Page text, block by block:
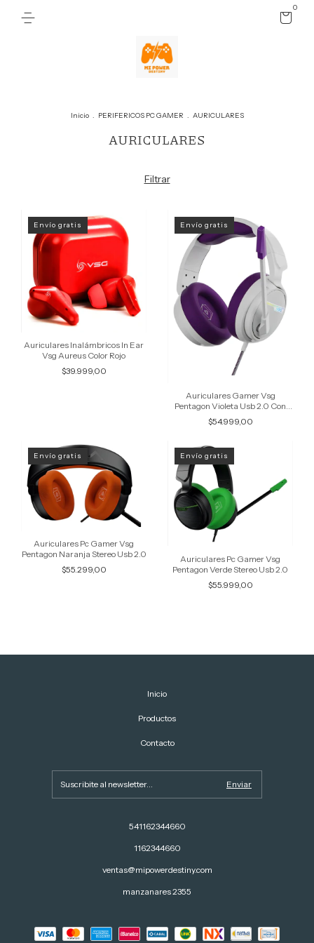
0
Inicio . PERIFERICOS PC GAMER . AURICULARES
AURICULARES
Filtrar
Envío gratis
Auriculares Inalámbricos In Ear
Vsg Aureus Color Rojo
$39.999,00
Envío gratis
Auriculares Gamer Vsg
Pentagon Violeta Usb 2.0 Con
Micrófono
$54.999,00
Envío gratis
Auriculares Pc Gamer Vsg
Pentagon Naranja Stereo Usb 2.0
$55.299,00
Envío gratis
Auriculares Pc Gamer Vsg
Pentagon Verde Stereo Usb 2.0
$55.999,00
Inicio
Productos
Contacto
541162344660
1162344660
ventas@mipowerdestiny.com
manzanares 2355